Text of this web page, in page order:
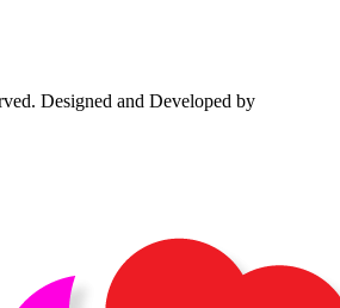
Designed and Developed by